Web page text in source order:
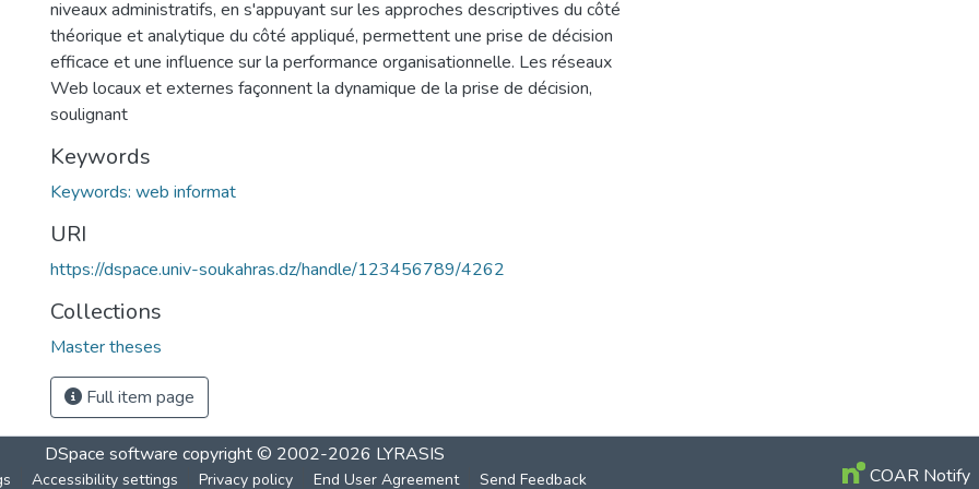
niveaux administratifs, en s'appuyant sur les approches descriptives du côté
théorique et analytique du côté appliqué, permettent une prise de décision
efficace et une influence sur la performance organisationnelle. Les réseaux
Web locaux et externes façonnent la dynamique de la prise de décision,
soulignant
Keywords
Keywords: web informat
URI
https://dspace.univ-soukahras.dz/handle/123456789/4262
Collections
Master theses
Full item page
DSpace software copyright © 2002-2026 LYRASIS
Accessibility settings Privacy policy End User Agreement Send Feedback COAR Notify